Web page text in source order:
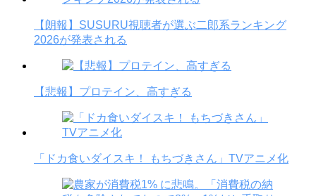
【朗報】SUSURU視聴者が選ぶ二郎系ランキング
2026が発表される
【悲報】プロテイン、高すぎる
「ドカ食いダイスキ！ もちづきさん」TVアニメ化